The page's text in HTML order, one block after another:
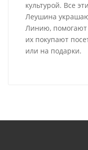
культурой. Все
Леушина
Линию, помогают
их покупают
или на подарки.